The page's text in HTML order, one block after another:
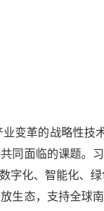
革的战略性技
同面临的课题。
化、智能化、
生态，支持全球